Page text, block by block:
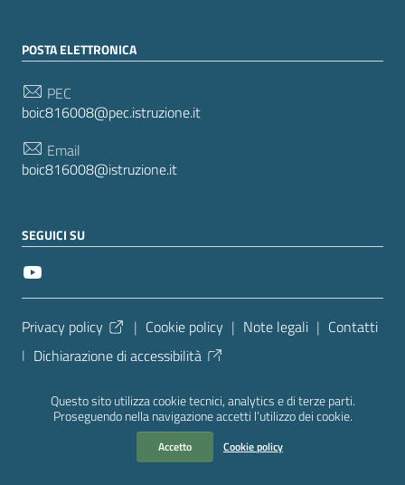
Questo sito utilizza cookie tecnici, analytics e di terze parti.
Proseguendo nella navigazione accetti l’utilizzo dei cookie.
Accetto Cookie policy
POSTA ELETTRONICA
PEC
boic816008@pec.istruzione.it
Email
boic816008@istruzione.it
SEGUICI SU
Sezione Link Utili
Privacy policy | Cookie policy | Note legali | Contatti
| Dichiarazione di accessibilità
PA di AgID
| Realizzato con WordPress
da